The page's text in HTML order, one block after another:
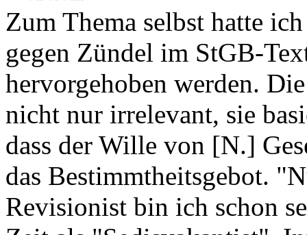
Zum Thema selbst hatte
gegen Zündel im StGB-
hervorgehoben werden.
nicht nur irrelevant, sie
dass der Wille von [N.]
das Bestimmtheitsgebot.
Revisionist bin ich schon